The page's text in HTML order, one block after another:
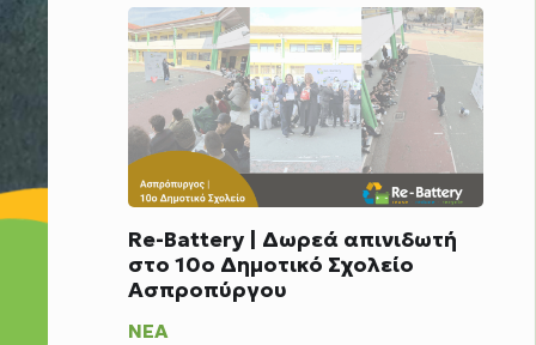
Re-Battery | Δωρεά απινιδωτή
στο 10ο Δημοτικό Σχολείο
Ασπροπύργου
ΝΈΑ